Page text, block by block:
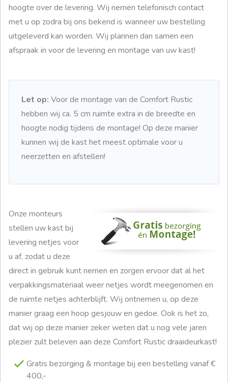
hoogte over de levering. Wij nemen telefonisch contact
met u op zodra bij ons bekend is wanneer uw bestelling
uitgeleverd kan worden. Wij plannen dan samen een
afspraak in voor de levering en montage van uw kast!
Let op: Voor de montage van de Comfort Rustic
hebben wij ca. 5 cm ruimte extra in de breedte en
hoogte nodig tijdens de montage! Op deze manier
kunnen wij de kast het meest optimale voor u
neerzetten en afstellen!
Onze monteurs
stellen uw kast bij
levering netjes voor
u af, zodat u deze
direct in gebruik kunt nemen en zorgen ervoor dat al het
verpakkingsmateriaal weer netjes wordt meegenomen en
de ruimte netjes achterblijft. Wij ontnemen u, op deze
manier graag een hoop gesjouw en gedoe. Ook is het zo,
dat wij op deze manier zeker weten dat u nog vele jaren
plezier zult beleven aan deze Comfort Rustic draaideurkast!
Gratis bezorging & montage bij een bestelling vanaf €
400,-